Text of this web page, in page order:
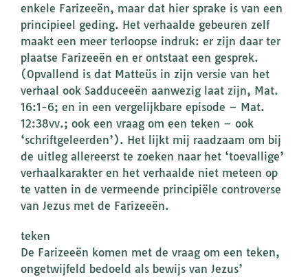
enkele Farizeeën, maar dat hier sprake is van een
principieel geding. Het verhaalde gebeuren zelf
maakt een meer terloopse indruk: er zijn daar ter
plaatse Farizeeën en er ontstaat een gesprek.
(Opvallend is dat Matteüs in zijn versie van het
verhaal ook Sadduceeën aanwezig laat zijn, Mat.
16:1-6; en in een vergelijkbare episode – Mat.
12:38vv.; ook een vraag om een teken – ook
‘schriftgeleerden’). Het lijkt mij raadzaam om bij
de uitleg allereerst te zoeken naar het ‘toevallige’
verhaalkarakter en het verhaalde niet meteen op
te vatten in de vermeende principiële controverse
van Jezus met de Farizeeën.
teken
De Farizeeën komen met de vraag om een teken,
ongetwijfeld bedoeld als bewijs van Jezus’